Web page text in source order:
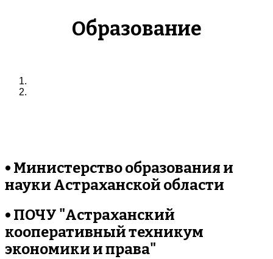
Образование
• Министерство образования и
науки Астраханской области
• ПОЧУ "Астраханский
кооперативный техникум
экономики и права"